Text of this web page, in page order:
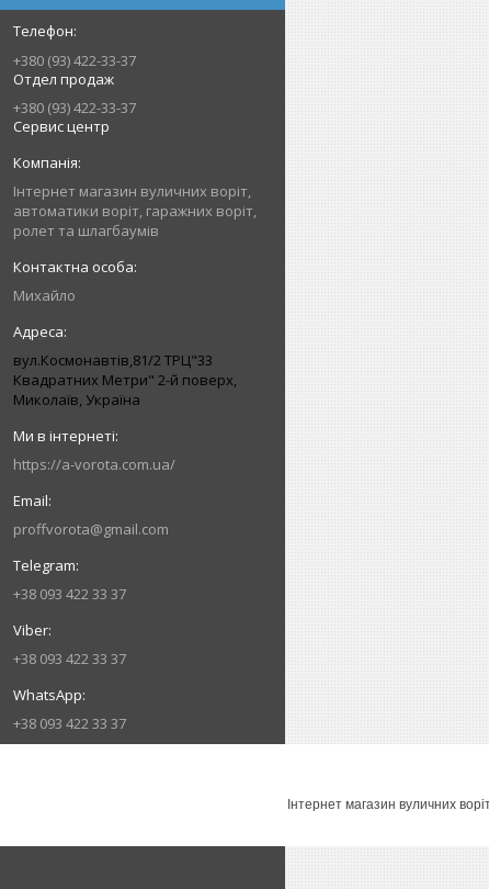
+380 (93) 422-33-37
Отдел продаж
+380 (93) 422-33-37
Сервис центр
Інтернет магазин вуличних воріт,
автоматики воріт, гаражних воріт,
ролет та шлагбаумів
Михайло
вул.Космонавтів,81/2 ТРЦ"33
Квадратних Метри" 2-й поверх,
Миколаїв, Україна
https://a-vorota.com.ua/
proffvorota@gmail.com
+38 093 422 33 37
+38 093 422 33 37
+38 093 422 33 37